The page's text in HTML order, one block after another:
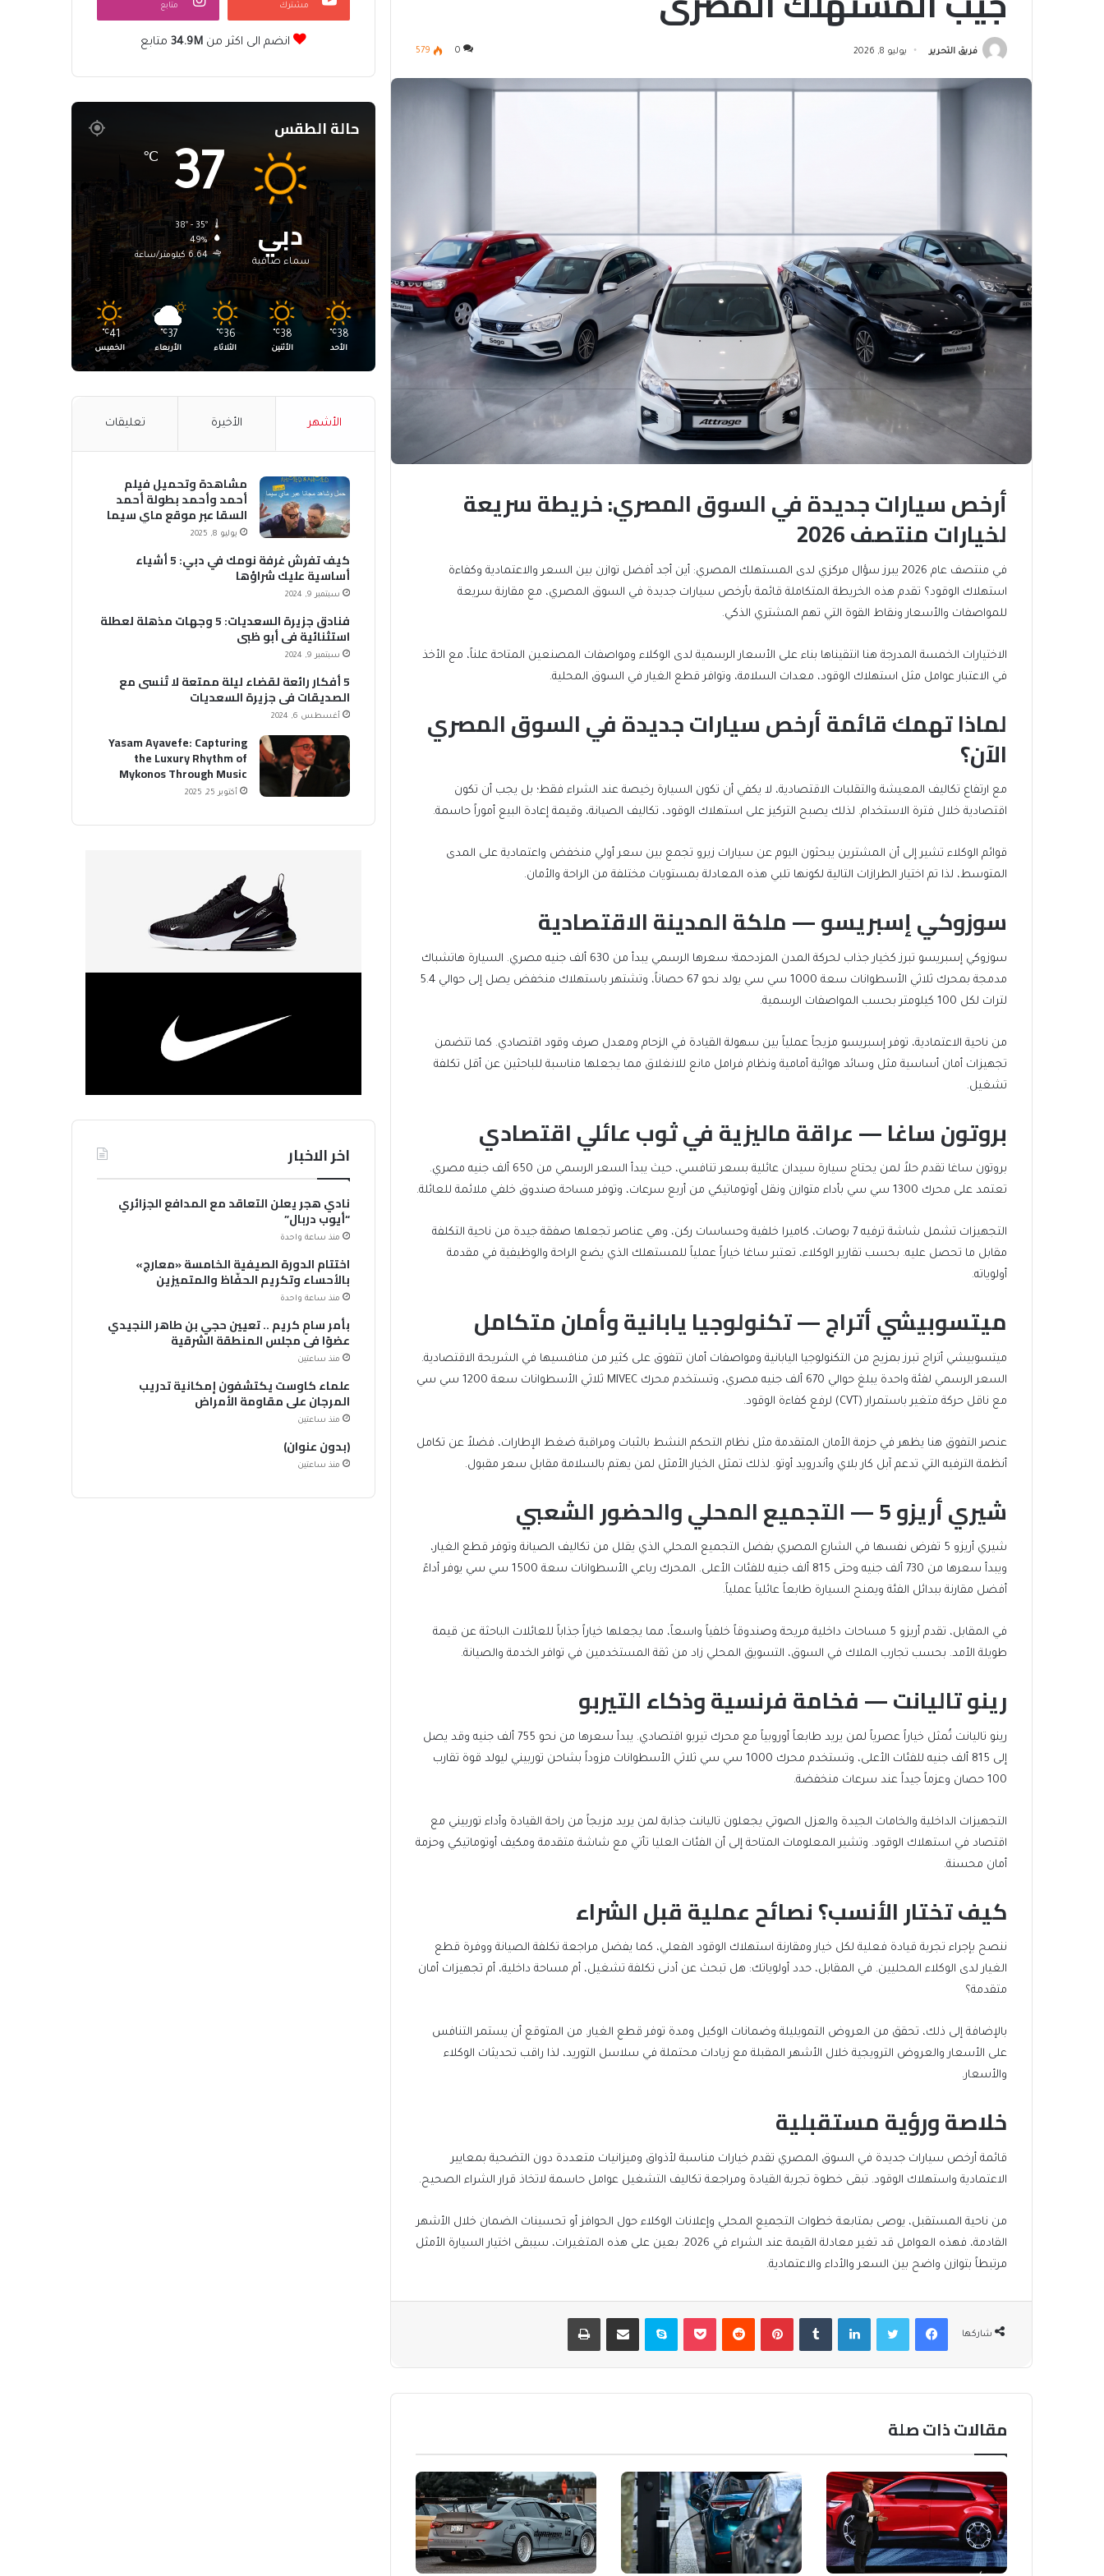
فريق التحرير يوليو 8, 2026 0
579
أرخص سيارات جديدة في السوق المصري: خريطة سريعة
لخيارات منتصف 2026
في منتصف عام 2026 يبرز سؤال مركزي لدى المستهلك المصري: أين أجد أفضل توازن بين السعر والاعتمادية وكفاءة
استهلاك الوقود؟ تقدم هذه الخريطة المتكاملة قائمة بأرخص سيارات جديدة في السوق المصري، مع مقارنة سريعة
للمواصفات والأسعار ونقاط القوة التي تهم المشتري الذكي.
الاختيارات الخمسة المدرجة هنا انتقيناها بناء على الأسعار الرسمية لدى الوكلاء ومواصفات المصنعين المتاحة علناً، مع الأخذ
في الاعتبار عوامل مثل استهلاك الوقود، معدات السلامة، وتوافر قطع الغيار في السوق المحلية.
لماذا تهمك قائمة أرخص سيارات جديدة في السوق المصري
الآن؟
مع ارتفاع تكاليف المعيشة والتقلبات الاقتصادية، لا يكفي أن تكون السيارة رخيصة عند الشراء فقط؛ بل يجب أن تكون
اقتصادية خلال فترة الاستخدام. لذلك يصبح التركيز على استهلاك الوقود، تكاليف الصيانة، وقيمة إعادة البيع أموراً حاسمة.
قوائم الوكلاء تشير إلى أن المشترين يبحثون اليوم عن سيارات زيرو تجمع بين سعر أولي منخفض واعتمادية على المدى
المتوسط، لذا تم اختيار الطرازات التالية لكونها تلبي هذه المعادلة بمستويات مختلفة من الراحة والأمان.
سوزوكي إسبريسو — ملكة المدينة الاقتصادية
سوزوكي إسبريسو تبرز كخيار جذاب لحركة المدن المزدحمة؛ سعرها الرسمي يبدأ من 630 ألف جنيه مصري. السيارة هاتشباك
مدمجة بمحرك ثلاثي الأسطوانات سعة 1000 سي سي يولد نحو 67 حصاناً، وتشتهر باستهلاك منخفض يصل إلى حوالي 5.4
لترات لكل 100 كيلومتر بحسب المواصفات الرسمية.
من ناحية الاعتمادية، توفر إسبريسو مزيجاً عملياً بين سهولة القيادة في الزحام ومعدل صرف وقود اقتصادي. كما تتضمن
تجهيزات أمان أساسية مثل وسائد هوائية أمامية ونظام فرامل مانع للانغلاق مما يجعلها مناسبة للباحثين عن أقل تكلفة
تشغيل.
بروتون ساغا — عراقة ماليزية في ثوب عائلي اقتصادي
بروتون ساغا تقدم حلاً لمن يحتاج سيارة سيدان عائلية بسعر تنافسي، حيث يبدأ السعر الرسمي من 650 ألف جنيه مصري.
تعتمد على محرك 1300 سي سي بأداء متوازن ونقل أوتوماتيكي من أربع سرعات، وتوفر مساحة صندوق خلفي ملائمة للعائلة.
التجهيزات تشمل شاشة ترفيه 7 بوصات، كاميرا خلفية وحساسات ركن، وهي عناصر تجعلها صفقة جيدة من ناحية التكلفة
مقابل ما تحصل عليه. بحسب تقارير الوكلاء، تعتبر ساغا خياراً عملياً للمستهلك الذي يضع الراحة والوظيفية في مقدمة
أولوياته.
ميتسوبيشي أتراج — تكنولوجيا يابانية وأمان متكامل
ميتسوبيشي أتراج تبرز بمزيج من التكنولوجيا اليابانية ومواصفات أمان تتفوق على كثير من منافسيها في الشريحة الاقتصادية.
السعر الرسمي لفئة واحدة يبلغ حوالي 670 ألف جنيه مصري، وتستخدم محرك MIVEC ثلاثي الأسطوانات سعة 1200 سي سي
مع ناقل حركة متغير باستمرار (CVT) لرفع كفاءة الوقود.
عنصر التفوق هنا يظهر في حزمة الأمان المتقدمة مثل نظام التحكم النشط بالثبات ومراقبة ضغط الإطارات، فضلاً عن تكامل
أنظمة الترفيه التي تدعم آبل كار بلاي وأندرويد أوتو. لذلك تمثل الخيار الأمثل لمن يهتم بالسلامة مقابل سعر مقبول.
شيري أريزو 5 — التجميع المحلي والحضور الشعبي
شيري أريزو 5 تفرض نفسها في الشارع المصري بفضل التجميع المحلي الذي يقلل من تكاليف الصيانة وتوفر قطع الغيار،
ويبدأ سعرها من 730 ألف جنيه وحتى 815 ألف جنيه للفئات الأعلى. المحرك رباعي الأسطوانات سعة 1500 سي سي يوفر أداءً
أفضل مقارنة ببدائل الفئة ويمنح السيارة طابعاً عائلياً عملياً.
في المقابل، تقدم أريزو 5 مساحات داخلية مريحة وصندوقاً خلفياً واسعاً، مما يجعلها خياراً جذاباً للعائلات الباحثة عن قيمة
طويلة الأمد. بحسب تجارب الملاك في السوق، التسويق المحلي زاد من ثقة المستخدمين في توافر الخدمة والصيانة.
رينو تاليانت — فخامة فرنسية وذكاء التيربو
رينو تاليانت تُمثل خياراً عصرياً لمن يريد طابعاً أوروبياً مع محرك تيربو اقتصادي. يبدأ سعرها من نحو 755 ألف جنيه وقد يصل
إلى 815 ألف جنيه للفئات الأعلى، وتستخدم محرك 1000 سي سي ثلاثي الأسطوانات مزوداً بشاحن توربيني ليولد قوة تقارب
100 حصان وعزماً جيداً عند سرعات منخفضة.
التجهيزات الداخلية والخامات الجيدة والعزل الصوتي يجعلون تاليانت جذابة لمن يريد مزيجاً من راحة القيادة وأداء توربيني مع
اقتصاد في استهلاك الوقود. وتشير المعلومات المتاحة إلى أن الفئات العليا تأتي مع شاشة متقدمة ومكيف أوتوماتيكي وحزمة
أمان محسنة.
كيف تختار الأنسب؟ نصائح عملية قبل الشراء
ننصح بإجراء تجربة قيادة فعلية لكل خيار ومقارنة استهلاك الوقود الفعلي، كما يفضل مراجعة تكلفة الصيانة ووفرة قطع
الغيار لدى الوكلاء المحليين. في المقابل، حدد أولوياتك: هل تبحث عن أدنى تكلفة تشغيل، أم مساحة داخلية، أم تجهيزات أمان
متقدمة؟
بالإضافة إلى ذلك، تحقق من العروض التمويليلة وضمانات الوكيل ومدة توفر قطع الغيار. من المتوقع أن يستمر التنافس
على الأسعار والعروض الترويجية خلال الأشهر المقبلة مع زيادات محتملة في سلاسل التوريد، لذا راقب تحديثات الوكلاء
والأسعار.
خلاصة ورؤية مستقبلية
قائمة أرخص سيارات جديدة في السوق المصري تقدم خيارات مناسبة لأذواق وميزانيات متعددة دون التضحية بمعايير
الاعتمادية واستهلاك الوقود. تبقى خطوة تجربة القيادة ومراجعة تكاليف التشغيل عوامل حاسمة لاتخاذ قرار الشراء الصحيح.
من ناحية المستقبل، يوصى بمتابعة خطوات التجميع المحلي وإعلانات الوكلاء حول الحوافز أو تحسينات الضمان خلال الأشهر
القادمة، فهذه العوامل قد تغير معادلة القيمة عند الشراء في 2026. بعين على هذه المتغيرات، سيبقى اختيار السيارة الأمثل
مرتبطاً بتوازن واضح بين السعر والأداء والاعتمادية.
شاركها
فيسبوكتويتر لينكدإن بينتيريست بوكيت سكايب مشاركة عبر البريد طباعة
مقالات ذات صلة
مشترك متابع
انضم الى اكثر من34.9M متابع
حالة الطقس
دبي
سماء صافية
37
℃
49%
6.64 كيلومتر/ساعة
38
℃
الأحد
38
℃
الأثنين
36
℃
الثلاثاء
37
℃
الأربعاء
41
℃
الخميس
الأشهر الأخيرة تعليقات
مشاهدة وتحميل فيلم
أحمد وأحمد بطولة أحمد
السقا عبر موقع ماي سيما
MyCima (وي سيما WeCima)
يوليو 8, 2025
كيف تفرش غرفة نومك في دبي: 5 أشياء
أساسية عليك شراؤها
سبتمبر 9, 2024
فنادق جزيرة السعديات: 5 وجهات مذهلة لعطلة
استثنائية في أبو ظبي
سبتمبر 9, 2024
5 أفكار رائعة لقضاء ليلة ممتعة لا تُنسى مع
الصديقات في جزيرة السعديات
أغسطس 6, 2024
Yasam Ayavefe: Capturing
the Luxury Rhythm of
Mykonos Through Music
أكتوبر 25, 2025
اخر الاخبار
نادي هجر يعلن التعاقد مع المدافع الجزائري
“أيوب دربال”
منذ ساعة واحدة
اختتام الدورة الصيفية الخامسة «معارج»
بالأحساء وتكريم الحفّاظ والمتميزين
منذ ساعة واحدة
بأمر سامٍ كريم .. تعيين حجي بن طاهر النجيدي
عضوًا في مجلس المنطقة الشرقية
منذ ساعتين
علماء كاوست يكتشفون إمكانية تدريب
المرجان على مقاومة الأمراض
منذ ساعتين
(بدون عنوان)
منذ ساعتين